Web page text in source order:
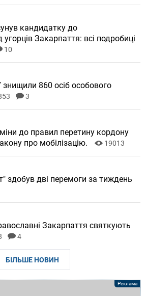
кандидатку до
Закарпаття: всі подробиці
10
860 осіб особового
3
до правил перетину кордону
про мобілізацію.
19013
здобув дві перемоги за тиждень
Закарпаття святкують
4
БІЛЬШЕ НОВИН